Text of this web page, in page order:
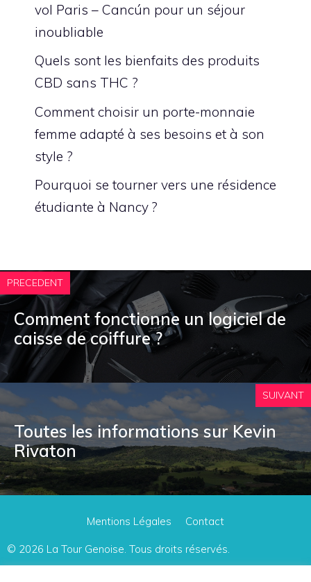
vol Paris – Cancún pour un séjour
inoubliable
Quels sont les bienfaits des produits
CBD sans THC ?
Comment choisir un porte-monnaie
femme adapté à ses besoins et à son
style ?
Pourquoi se tourner vers une résidence
étudiante à Nancy ?
PRECEDENT
Comment fonctionne un logiciel de
caisse de coiffure ?
SUIVANT
Toutes les informations sur Kevin
Rivaton
Mentions Légales Contact
© 2026 La Tour Genoise. Tous droits réservés.